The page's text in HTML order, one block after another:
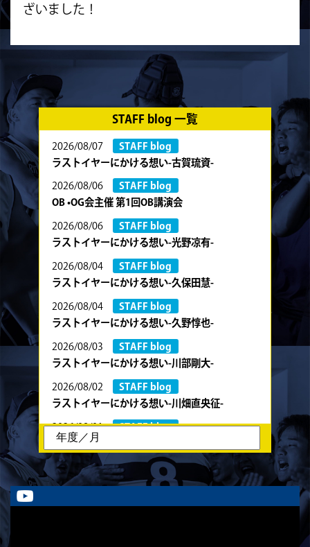
ざいました！
STAFF blog 一覧
2026/08/07
STAFF blog
ラストイヤーにかける想い-古賀琉資-
2026/08/06
STAFF blog
OB •OG会主催 第1回OB講演会
2026/08/06
STAFF blog
ラストイヤーにかける想い-光野凉有-
2026/08/04
STAFF blog
ラストイヤーにかける想い-久保田慧-
2026/08/04
STAFF blog
ラストイヤーにかける想い-久野惇也-
2026/08/03
STAFF blog
ラストイヤーにかける想い-川部剛大-
2026/08/02
STAFF blog
ラストイヤーにかける想い-川畑直央征-
2026/08/01
STAFF blog
ラストイヤーにかける想い-香山創祐-
2026/07/30
STAFF blog
ラストイヤーにかける想い-金本亮斗-
2026/07/30
STAFF blog